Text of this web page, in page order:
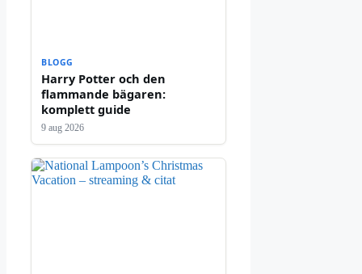
BLOGG
Harry Potter och den
flammande bägaren:
komplett guide
9 aug 2026